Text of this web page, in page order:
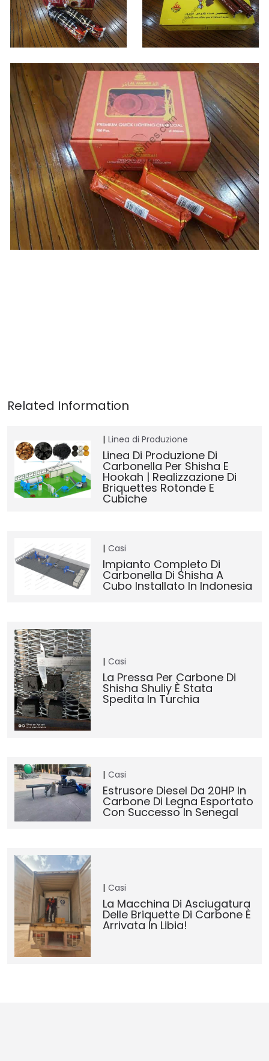
Linea di Produzione
Linea Di Produzione Di
Carbonella Per Shisha E
Hookah | Realizzazione Di
Briquettes Rotonde E
Cubiche
Casi
Impianto Completo Di
Carbonella Di Shisha A
Cubo Installato In Indonesia
Casi
La Pressa Per Carbone Di
Shisha Shuliy È Stata
Spedita In Turchia
Casi
Estrusore Diesel Da 20HP In
Carbone Di Legna Esportato
Con Successo In Senegal
Casi
La Macchina Di Asciugatura
Delle Briquette Di Carbone È
Arrivata In Libia!